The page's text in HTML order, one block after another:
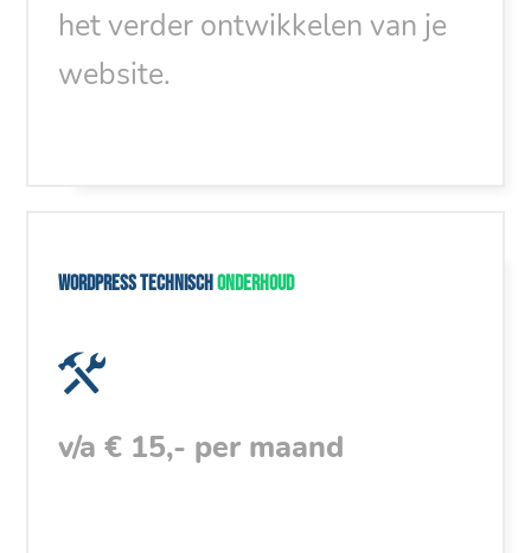
het verder ontwikkelen van je
website.
WordPress technisch onderhoud
v/a € 15,- per maand